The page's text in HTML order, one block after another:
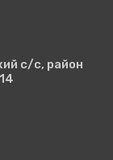
с/с, район